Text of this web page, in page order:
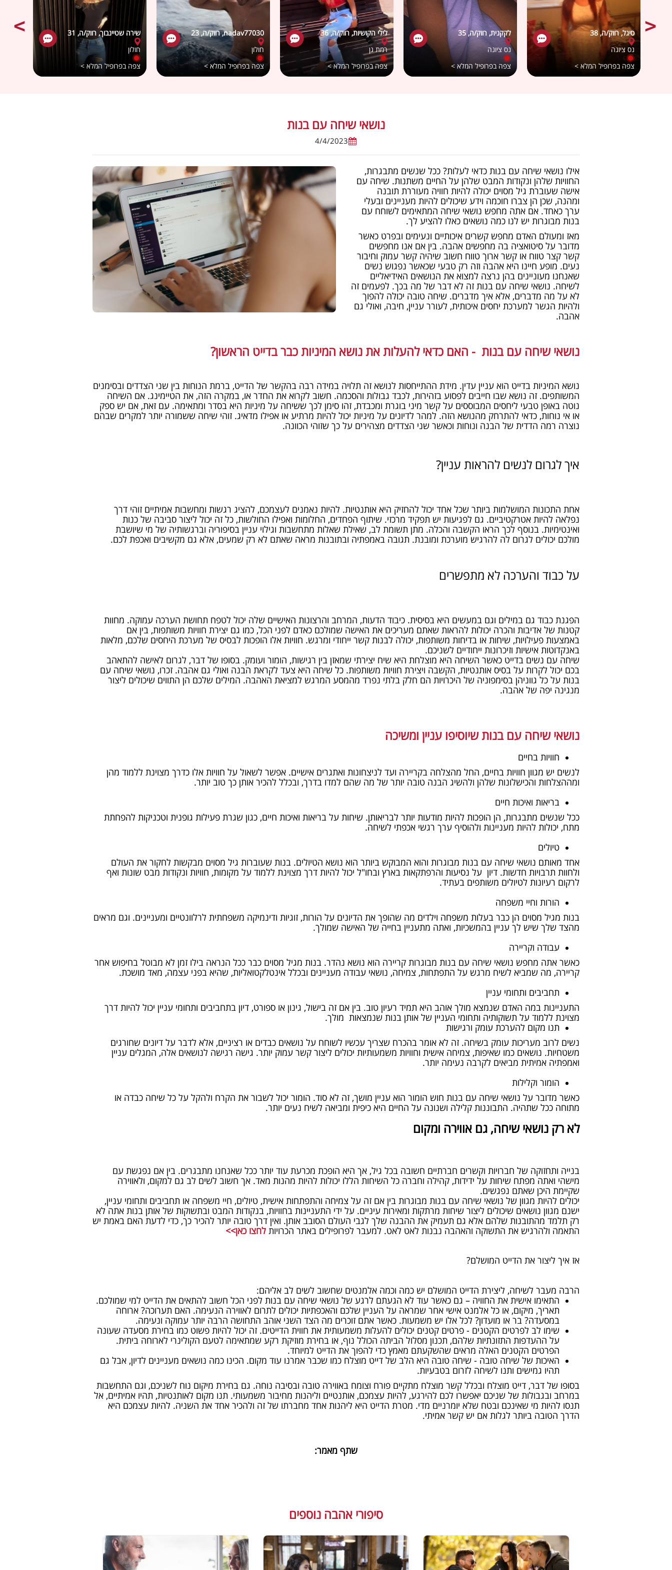
שירה שטיינבוך, רווק/ה, 31
חולון
צפה בפרופיל המלא >
nadav77030, רווק/ה, 23
חולון
צפה בפרופיל המלא >
לילי הקושיות, רווק/ה, 36
רמת גן
צפה בפרופיל המלא >
לקקנית, רווק/ה, 35
נס ציונה
צפה בפרופיל המלא >
סיגל, רווק/ה, 38
נס ציונה
צפה בפרופיל המלא >
נושאי שיחה עם בנות
4/4/2023
אילו נושאי שיחה עם בנות כדאי לעלות? ככל שנשים מתבגרות,
החוויות שלהן ונקודות המבט שלהן על החיים משתנות. שיחה עם
אישה שעוברת גיל מסוים יכולה להיות חוויה מעוררת תובנה
ומהנה, שכן הן צברו חוכמה וידע שיכולים להיות מעניינים ובעלי
ערך כאחד. אם אתה מחפש נושאי שיחה המתאימים לשוחח עם
בנות מבוגרות יש לנו כמה נושאים כאלו להציע לך.
מאז ומעולם האדם מחפש קשרים איכותיים ונעימים ובפרט כאשר
מדובר על סיטואציה בה מחפשים אהבה. בין אם אנו מחפשים
קשר קצר טווח או קשר ארוך טווח חשוב שיהיה קשר עמוק וחיבור
נעים. מופע חיינו היא אהבה וזה רק טבעי שכאשר נפגוש נשים
שאנחנו מעוניינים בהן נרצה למצוא את הנושאים האידיאליים
לשיחה. נושאי שיחה עם בנות זה לא דבר של מה בכך. לפעמים זה
לא על מה מדברים, אלא איך מדברים. שיחה טובה יכולה להפוך
ולהיות הגשר למערכת יחסים איכותית, לעורר עניין, חיבה, ואולי גם
אהבה.
נושאי שיחה עם בנות ​ - האם כדאי להעלות את נושא המיניות כבר בדייט הראשון?
נושא המיניות בדייט הוא עניין עדין. מידת ההתייחסות לנושא זה תלויה במידה רבה בהקשר של הדייט, ברמת הנוחות בין שני הצדדים ובסימנים
המשותפים. זה נושא שבו חייבים לפסוע בזהירות, לכבד גבולות והסכמה. חשוב לקרוא את החדר או, במקרה הזה, את הטיימינג. אם השיחה
נוטה באופן טבעי ליחסים המבוססים על קשר מיני בוגרת ומכבדת, זהו סימן לכך ששיחה על מיניות היא בסדר ומתאימה. עם זאת, אם יש ספק
או אי נוחות, כדאי להתרחק מהנושא הזה. למהר לדיונים על מיניות יכול להיות מרתיע או אפילו מדאיג. זוהי שיחה ששמורה יותר למקרים שבהם
נוצרה רמה הדדית של הבנה ונוחות וכאשר שני הצדדים מצהירים על כך שזוהי הכוונה.
איך לגרום לנשים להראות עניין?
אחת התכונות המושלמות ביותר שכל אחד יכול להחזיק היא אותנטיות. להיות נאמנים לעצמכם, להציג רגשות ומחשבות אמיתיים זוהי דרך
נפלאה להיות אטרקטיביים. גם לפגיעות יש תפקיד מרכזי. שיתוף הפחדים, החלומות ואפילו החולשות, כל זה יכול ליצור סביבה של כנות
ואינטימיות. בנוסף לכך הראו הקשבה והכלה. מתן תשומת לב, שאילת שאלות מתחשבות וגילוי עניין בסיפוריה וברגשותיה של מי שיושבת
מולכם יכולים לגרום לה להרגיש מוערכת ומובנת. תגובה באמפתיה ובתובנות מראה שאתם לא רק שמעים, אלא גם מקשיבים ואכפת לכם.
על כבוד והערכה לא מתפשרים
הפגנת כבוד גם במילים וגם במעשים היא בסיסית. כיבוד הדעות, המרחב והרצונות האישיים שלה יכול לטפח תחושת הערכה עמוקה. מחוות
קטנות של אדיבות והכרה יכולות להראות שאתם מעריכים את האישה שמולכם כאדם לפני הכל, כמו גם יצירת חוויות משותפות, בין אם
באמצעות פעילויות, שיחות או בדיחות משותפות, יכולה לבנות קשר ייחודי ומרגש. חוויות אלו הופכות לבסיס של מערכת היחסים שלכם, מלאות
באנקדוטות אישיות וזיכרונות ייחודיים לשניכם.
שיחה עם נשים בדייט כאשר השיחה היא מוצלחת היא שיח יצירתי שמאזן בין רגישות, הומור ועומק. בסופו של דבר, לגרום לאישה להתאהב
בכם יכול לקרות על בסיס אותנטיות, הקשבה ויצירת חוויות משותפות. כל שיחה היא צעד לקראת הבנה ואולי גם אהבה. זכרו, נושאי שיחה עם
בנות על כל גווניהן בסימפוניה של היכרויות הם חלק בלתי נפרד מהמסע המרגש למציאת האהבה. המילים שלכם הן התווים שיכולים ליצור
מנגינה יפה של אהבה.
נושאי שיחה עם בנות שיוסיפו עניין ומשיכה
חוויות בחיים
לנשים יש מגוון חוויות בחיים, החל מהצלחה בקריירה ועד לניצחונות ואתגרים אישיים. אפשר לשאול על חוויות אלו כדרך מצוינת ללמוד מהן
ומההצלחות והכישלונות שלהן ולהשיג הבנה טובה יותר של מה שהם למדו בדרך, ובכלל להכיר אותן כך טוב יותר.
בריאות ואיכות חיים
ככל שנשים מתבגרות, הן הופכות להיות מודעות יותר לבריאותן. שיחות על בריאות ואיכות חיים, כגון שגרת פעילות גופנית וטכניקות להפחתת
מתח, יכולות להיות מעניינות ולהוסיף ערך רגשי אכפתי לשיחה.
טיולים
אחד מאותם נושאי שיחה עם בנות מבוגרות והוא המבוקש ביותר הוא נושא הטיולים. בנות שעוברות גיל מסוים מבקשות לחקור את העולם
ולחוות תרבויות חדשות. דיון על נסיעות והרפתקאות בארץ ובחו"ל יכול להיות דרך מצוינת ללמוד על מקומות, חוויות ונקודות מבט שונות ואף
לרקום רעיונות לטיולים משותפים בעתיד.
הורות וחיי משפחה
בנות מגיל מסוים הן כבר בעלות משפחה וילדים מה שהופך את הדיונים על הורות, זוגיות ודינמיקה משפחתית לרלוונטיים ומעניינים. וגם מראים
מהצד שלך שיש לך עניין בהמשכיות, ואתה מתעניין בחייה של האישה שמולך.
עבודה וקריירה
כאשר אתה מחפש נושאי שיחה עם בנות מבוגרות קריירה הוא נושא נהדר. בנות מגיל מסוים כבר ככל הנראה בילו זמן לא מבוטל בחיפוש אחר
קריירה, מה שמביא לשיח מרגש על התפתחות, צמיחה, נושאי עבודה מעניינים ובכלל אינטלקטואליות, שהיא בפני עצמה, מאד מושכת.
תחביבים ותחומי עניין
התעניינות במה האדם שנמצא מולך אוהב היא תמיד רעיון טוב. בין אם זה בישול, גינון או ספורט, דיון בתחביבים ותחומי עניין יכול להיות דרך
מצוינת ללמוד על תשוקותיה ותחומי העניין של אותן בנות שנמצאות מולך.
תנו מקום להערכת עומק ורגישות
נשים לרוב מעריכות עומק בשיחה. זה לא אומר בהכרח שצריך עכשיו לשוחח על נושאים כבדים או רציניים, אלא לדבר על דיונים שחורגים
משטחיות. נושאים כמו שאיפות, צמיחה אישית וחוויות משמעותיות יכולים ליצור קשר עמוק יותר. גישה רגישה לנושאים אלה, המגלים עניין
ואמפתיה אמיתית מביאים לקרבה נעימה יותר.
הומור וקלילות
כאשר מדובר על נושאי שיחה עם בנות חוש הומור הוא עניין מושך, זה לא סוד. הומור יכול לשבור את הקרח ולהקל על כל שיחה כבדה או
מתוחה ככל שתהיה. התבוננות קלילה ושנונה על החיים היא כיפית ומביאה לשיח נעים יותר.
לא רק נושאי שיחה, גם אווירה ומקום
בנייה ותחזוקה של חברויות וקשרים חברתיים חשובה בכל גיל, אך היא הופכת מכרעת עוד יותר ככל שאנחנו מתבגרים. בין אם נפגשת עם
מישהי ואתה מפתח שיחות על ידידות, קהילה וחברה כל השיחות הללו יכולות להיות מהנות מאד. אך חשוב לשים לב גם למקום, ולאווירה
שקיימת היכן שאתם נפגשים.
יכולים להיות מגוון של נושאי שיחה עם בנות מבוגרות בין אם זה על צמיחה והתפתחות אישית, טיולים, חיי משפחה או תחביבים ותחומי עניין,
ישנם מגוון נושאים שיכולים ליצור שיחות מרתקות ומאירות עיניים. על ידי התעניינות בחוויות, בנקודות המבט ובתשוקות של אותן בנות אתה לא
רק תלמד מהתובנות שלהם אלא גם תעמיק את ההבנה שלך לגבי העולם הסובב אותן. ואין דרך טובה יותר להכיר כך, כדי לדעת האם באמת יש
התאמה ולהרגיש את התשוקה והאהבה נבנות לאט לאט. למעבר לפרופילים באתר הכרויות לחצו כאן>>
אז איך ליצור את הדייט המושלם?
הרבה מעבר לשיחה, ליצירת הדייט המושלם יש כמה וכמה אלמנטים שחשוב לשים לב אליהם:
התאימו אישית את החוויה – גם כאשר עוד לא הגעתם לרגע של נושאי שיחה עם בנות לפני הכל חשוב להתאים את הדייט למי שמולכם.
תאריך, מיקום, או כל אלמנט אישי אחר שמראה על העניין שלכם והאכפתיות יכולים לתרום לאווירה הנעימה. האם תערוכה? ארוחה
במסעדה? בר או מועדון? לכל אלו יש משמעות. כאשר אתם זוכרים מה הצד השני אוהב התחושה הרבה יותר עמוקה ונעימה.
שימו לב לפרטים הקטנים - פרטים קטנים יכולים להעלות משמעותית את חווית הדייטים. זה יכול להיות פשוט כמו בחירת מסעדה שעונה
על ההעדפות התזונתיות שלהם, תכנון מסלול הביתה הכולל נוף, או בחירת מוזיקת רקע שמתאימה לטעם הקולינרי לארוחה ביתית.
הפרטים הקטנים האלה מראים שהשקעתם מאמץ כדי להפוך את הדייט למיוחד.
האיכות של שיחה טובה - שיחה טובה היא הלב של דייט מוצלח כמו שכבר אמרנו עוד מקום. הכינו כמה נושאים מעניינים לדיון, אבל גם
תהיו גמישים ותנו לשיחה לזרום בטבעיות.
בסופו של דבר, דייט מוצלח ובכלל קשר מוצלח מתקיים פורח וצומח באווירה טובה ובסיבה נוחה. גם בחירת מיקום נוח לשניכם, וגם התחשבות
במרחב ובגבולות של שניכם יאפשרו לכם להירגע, להיות עצמכם, אותנטיים וליהנות מחיבור משמעותי. תנו מקום לאותנטיות, תהיו אמיתיים, אל
תנסו להיות מי שאינכם ובטח שלא יומרניים מדי. מטרת הדייט היא ליהנות אחד מחברתו של זה ולהכיר אחד את השניה. להיות עצמכם היא
הדרך הטובה ביותר לגלות אם יש קשר אמיתי.
שתף מאמר:
סיפורי אהבה נוספים